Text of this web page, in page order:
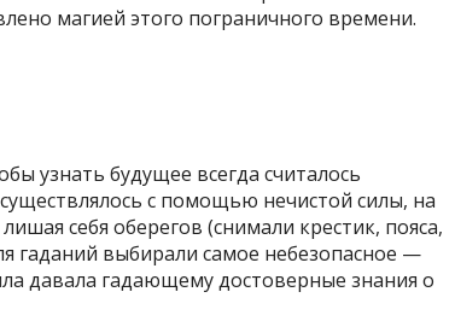
магией этого пограничного времени.
узнать будущее всегда считалось
с помощью нечистой силы, на
себя оберегов (снимали крестик, пояса,
гаданий выбирали самое небезопасное —
давала гадающему достоверные знания о